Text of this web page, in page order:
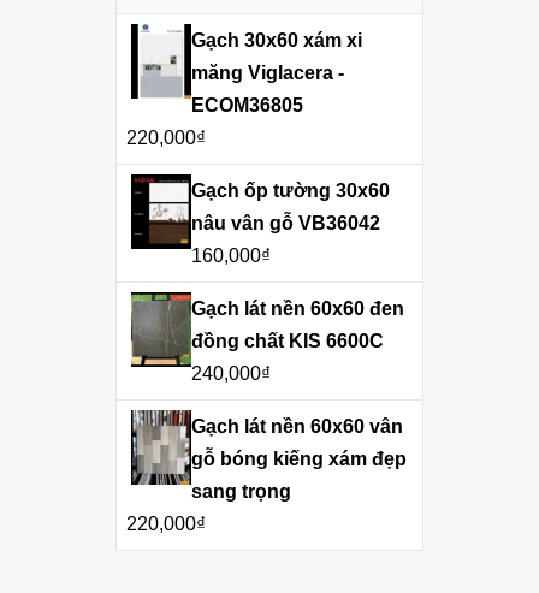
Gạch 30x60 xám xi
măng Viglacera -
ECOM36805
220,000₫
Gạch ốp tường 30x60
nâu vân gỗ VB36042
160,000₫
Gạch lát nền 60x60 đen
đồng chất KIS 6600C
240,000₫
Gạch lát nền 60x60 vân
gỗ bóng kiếng xám đẹp
sang trọng
220,000₫